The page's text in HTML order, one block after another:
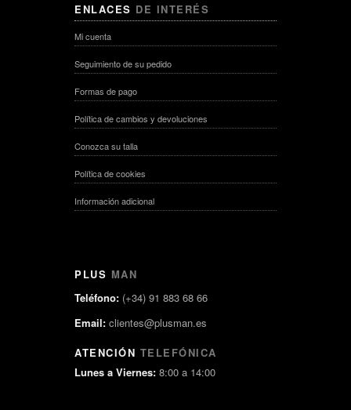
ENLACES DE INTERÉS
Mi cuenta
Seguimiento de su pedido
Formas de pago
Política de cambios y devoluciones
Conozca su talla
Política de cookies
Información adicional
PLUS MAN
Teléfono: (+34) 91 883 68 66
Email: clientes@plusman.es
ATENCIÓN TELEFÓNICA
Lunes a Viernes: 8:00 a 14:00